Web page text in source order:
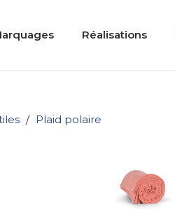
Réalisations
/ Plaid polaire